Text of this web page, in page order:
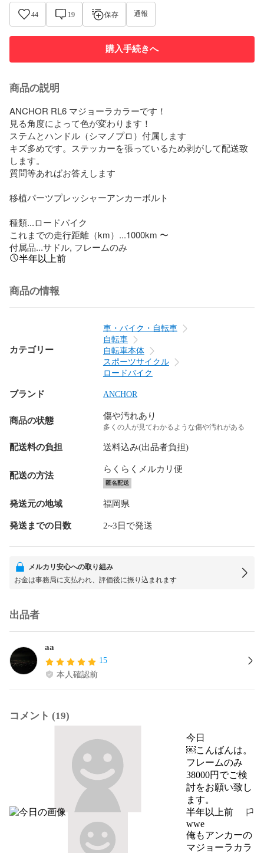
44 19 保存 通報
購入手続きへ
商品の説明
ANCHOR RL6 マジョーラカラーです！
見る角度によって色が変わります！
ステムとハンドル（シマノプロ）付属します
キズ多めです。ステッカーを張っているため剥がして配送致
します。
質問等あればお答えします
移植パーツプレッシャーアンカーボルト
種類...ロードバイク
これまでの走行距離（km）...1000km 〜
付属品...サドル, フレームのみ
半年以上前
商品の情報
カテゴリー
車・バイク・自転車
自転車
自転車本体
スポーツサイクル
ロードバイク
ブランド ANCHOR
商品の状態 傷や汚れあり
多くの人が見てわかるような傷や汚れがある
配送料の負担 送料込み(出品者負担)
配送の方法
らくらくメルカリ便
匿名配送
発送元の地域 福岡県
発送までの日数 2~3日で発送
メルカリ安心への取り組み
お金は事務局に支払われ、評価後に振り込まれます
出品者
aa
15
本人確認前
コメント (19)
今日
￼こんばんは。
フレームのみ
38000円でご検
討をお願い致し
ます。
半年以上前
報告する
wwe
俺もアンカーの
マジョーラカラ